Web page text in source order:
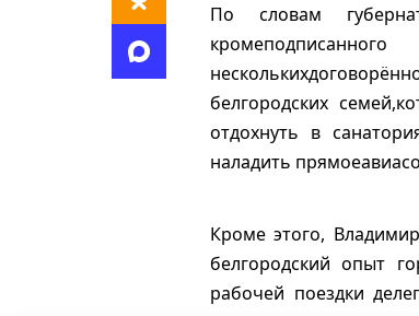
По словам
белгородских
отдохнуть в
наладить
Кроме этого,
белгородский опыт
рабочей поездки